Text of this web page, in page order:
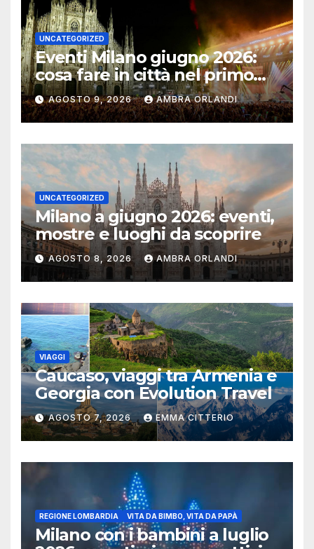
UNCATEGORIZED
Eventi Milano giugno 2026:
cosa fare in città nel primo
mese d’estate
AGOSTO 9, 2026 AMBRA ORLANDI
UNCATEGORIZED
Milano a giugno 2026: eventi,
mostre e luoghi da scoprire
AGOSTO 8, 2026 AMBRA ORLANDI
VIAGGI
Caucaso, viaggi tra Armenia e
Georgia con Evolution Travel
AGOSTO 7, 2026 EMMA CITTERIO
REGIONE LOMBARDIA VITA DA BIMBO, VITA DA PAPÀ
Milano con i bambini a luglio